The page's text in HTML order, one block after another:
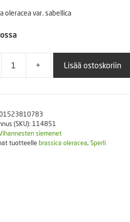
oleracea var. sabellica
+ Lisää ostoskoriin
(SKU): 114851
siemenet
tuotteellebrassica oleracea, Sperli